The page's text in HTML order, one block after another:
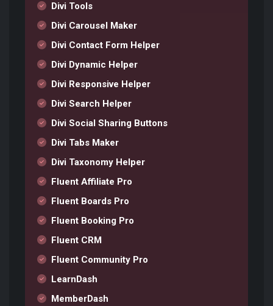
Divi Tools
Divi Carousel Maker
Divi Contact Form Helper
Divi Dynamic Helper
Divi Responsive Helper
Divi Search Helper
Divi Social Sharing Buttons
Divi Tabs Maker
Divi Taxonomy Helper
Fluent Affiliate Pro
Fluent Boards Pro
Fluent Booking Pro
Fluent CRM
Fluent Community Pro
LearnDash
MemberDash